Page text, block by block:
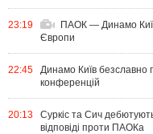
23:19
ПАОК — Динамо Київ
Європи
22:45
Динамо Київ безславно
конференцій
20:13
Суркіс та Сич
відповіді проти ПАОКа